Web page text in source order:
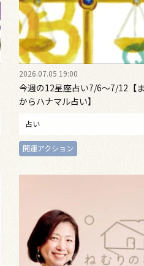
2026.07.05 19:00
今週の12星座占い7/6～7/12【
からハナマル占い】
占い
開運アクション